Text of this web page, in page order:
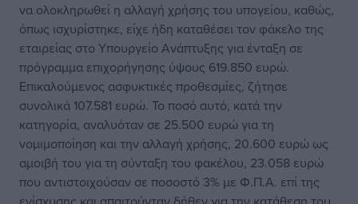
να ολοκληρωθεί η αλλαγή χρήσης του υπογείου, καθώς,
όπως ισχυρίστηκε, είχε ήδη καταθέσει τον φάκελο της
εταιρείας στο Υπουργείο Ανάπτυξης για ένταξη σε
πρόγραμμα επιχορήγησης ύψους 619.850 ευρώ.
Επικαλούμενος ασφυκτικές προθεσμίες, ζήτησε
συνολικά 107.581 ευρώ. Το ποσό αυτό, κατά την
κατηγορία, αναλυόταν σε 25.500 ευρώ για τη
νομιμοποίηση και την αλλαγή χρήσης, 20.600 ευρώ ως
αμοιβή του για τη σύνταξη του φακέλου, 23.058 ευρώ
που αντιστοιχούσαν σε ποσοστό 3% με Φ.Π.Α. επί της